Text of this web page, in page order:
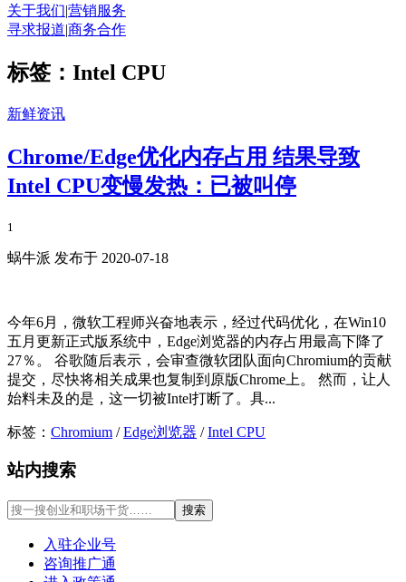
关于我们|营销服务
寻求报道|商务合作
标签：Intel CPU
新鲜资讯
Chrome/Edge优化内存占用 结果导致
Intel CPU变慢发热：已被叫停
1
蜗牛派 发布于 2020-07-18
今年6月，微软工程师兴奋地表示，经过代码优化，在Win10
五月更新正式版系统中，Edge浏览器的内存占用最高下降了
27％。 谷歌随后表示，会审查微软团队面向Chromium的贡献
提交，尽快将相关成果也复制到原版Chrome上。 然而，让人
始料未及的是，这一切被Intel打断了。具...
标签： Chromium /Edge浏览器 /Intel CPU
站内搜索
入驻企业号
咨询推广通